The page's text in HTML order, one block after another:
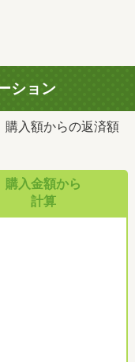
ション
購入額からの返済額
購入金額から
計算